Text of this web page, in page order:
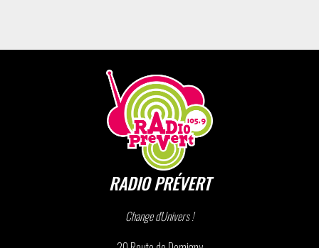
RADIO PRÉVERT
Change d'Univers !